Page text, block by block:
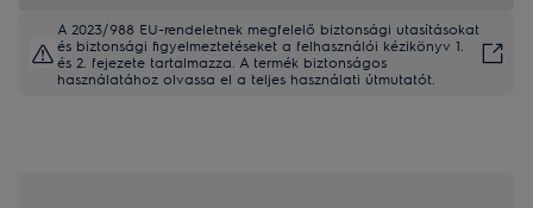
A 2023/988 EU-rendeletnek megfelelő biztonsági utasításokat
és biztonsági figyelmeztetéseket a felhasználói kézikönyv 1.
és 2. fejezete tartalmazza. A termék biztonságos
használatához olvassa el a teljes használati útmutatót.